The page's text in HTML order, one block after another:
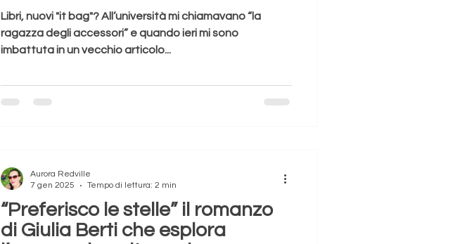
Libri, nuovi "it bag"? All’università mi chiamavano “la
ragazza degli accessori” e quando ieri mi sono
imbattuta in un vecchio articolo...
“Preferisco le stelle” il romanzo
di Giulia Berti che esplora
Aurora Redville
7 gen 2025
Tempo di lettura: 2 min